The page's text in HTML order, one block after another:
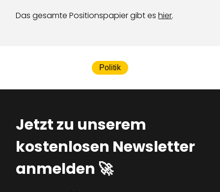
Das gesamte Positionspapier gibt eshier.
Politik
Jetzt zu unserem
kostenlosen Newsletter
anmelden 🚀